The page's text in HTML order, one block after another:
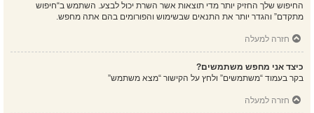
החיפוש שלך החזיק יותר מדי תוצאות אשר השרת יכול לבצע. השתמש ב“חיפוש
מתקדם” והגדר יותר את התנאים שבשימוש והפורומים בהם אתה מחפש.
חזרה למעלה
כיצד אני מחפש משתמשים?
בקר בעמוד “משתמשים” ולחץ על הקישור “מצא משתמש”
חזרה למעלה